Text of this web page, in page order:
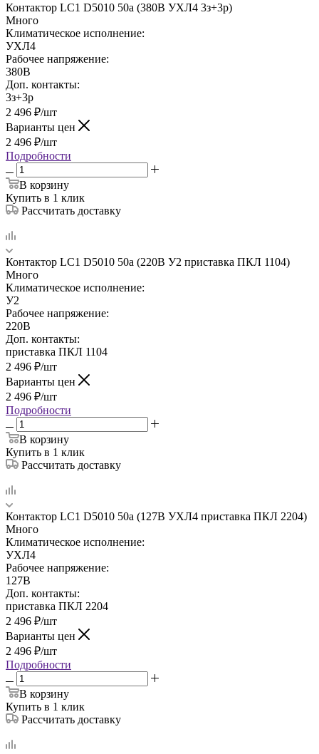
Контактор LC1 D5010 50а (380В УХЛ4 3з+3р)
Много
Климатическое исполнение:
УХЛ4
Рабочее напряжение:
380В
Доп. контакты:
3з+3р
2 496 ₽/шт
Варианты цен
2 496 ₽/шт
Подробности
В корзину
Купить в 1 клик
Рассчитать доставку
Контактор LC1 D5010 50а (220В У2 приставка ПКЛ 1104)
Много
Климатическое исполнение:
У2
Рабочее напряжение:
220В
Доп. контакты:
приставка ПКЛ 1104
2 496 ₽/шт
Варианты цен
2 496 ₽/шт
Подробности
В корзину
Купить в 1 клик
Рассчитать доставку
Контактор LC1 D5010 50а (127В УХЛ4 приставка ПКЛ 2204)
Много
Климатическое исполнение:
УХЛ4
Рабочее напряжение:
127В
Доп. контакты:
приставка ПКЛ 2204
2 496 ₽/шт
Варианты цен
2 496 ₽/шт
Подробности
В корзину
Купить в 1 клик
Рассчитать доставку